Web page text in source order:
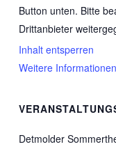
Detmolder
Button unten. Bitte
Drittanbieter
Inhalt entsperren
Weitere Informationen